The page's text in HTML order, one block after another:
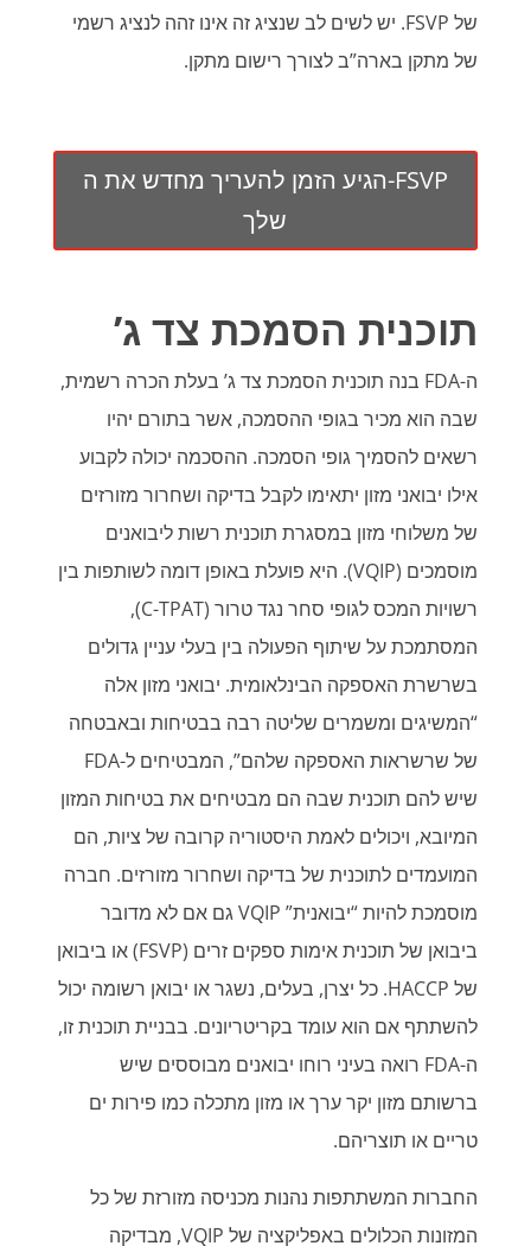
של FSVP. יש לשים לב שנציג זה אינו זהה לנציג רשמי
של מתקן בארה”ב לצורך רישום מתקן.
הגיע הזמן להעריך מחדש את ה-FSVP
שלך
תוכנית הסמכת צד ג’
ה-FDA בנה תוכנית הסמכת צד ג’ בעלת הכרה רשמית,
שבה הוא מכיר בגופי ההסמכה, אשר בתורם יהיו
רשאים להסמיך גופי הסמכה. ההסכמה יכולה לקבוע
אילו יבואני מזון יתאימו לקבל בדיקה ושחרור מזורזים
של משלוחי מזון במסגרת תוכנית רשות ליבואנים
מוסמכים (VQIP). היא פועלת באופן דומה לשותפות בין
רשויות המכס לגופי סחר נגד טרור (C-TPAT),
המסתמכת על שיתוף הפעולה בין בעלי עניין גדולים
בשרשרת האספקה הבינלאומית. יבואני מזון אלה
“המשיגים ומשמרים שליטה רבה בבטיחות ובאבטחה
של שרשראות האספקה שלהם”, המבטיחים ל-FDA
שיש להם תוכנית שבה הם מבטיחים את בטיחות המזון
המיובא, ויכולים לאמת היסטוריה קרובה של ציות, הם
המועמדים לתוכנית של בדיקה ושחרור מזורזים. חברה
מוסמכת להיות “יבואנית” VQIP גם אם לא מדובר
ביבואן של תוכנית אימות ספקים זרים (FSVP) או ביבואן
של HACCP. כל יצרן, בעלים, נשגר או יבואן רשומה יכול
להשתתף אם הוא עומד בקריטריונים. בבניית תוכנית זו,
ה-FDA רואה בעיני רוחו יבואנים מבוססים שיש
ברשותם מזון יקר ערך או מזון מתכלה כמו פירות ים
טריים או תוצריהם.
החברות המשתתפות נהנות מכניסה מזורזת של כל
המזונות הכלולים באפליקציה של VQIP, מבדיקה